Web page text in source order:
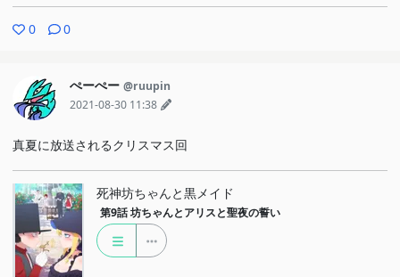
0 0
ぺーぺー @ruupin
2021-08-30 11:38
真夏に放送されるクリスマス回
死神坊ちゃんと黒メイド
第9話 坊ちゃんとアリスと聖夜の誓い